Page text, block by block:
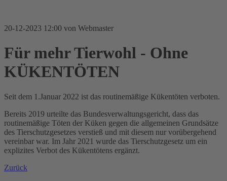
20-12-2023 12:00 von Webmaster
Für mehr Tierwohl - Ohne
KÜKENTÖTEN
Seit dem 1.Januar 2022 ist das routinemäßige Kükentöten verboten.
Bereits 2019 urteilte das Bundesverwaltungsgericht, dass das
routinemäßige Töten der Küken gegen die allgemeinen Grundsätze
des Tierschutzgesetzes verstieß und mit diesem nur vorübergehend
vereinbar war. Im Jahr 2021 wurde das Tierschutzgesetz um ein
explizites Verbot des Kükentötens ergänzt.
Zurück